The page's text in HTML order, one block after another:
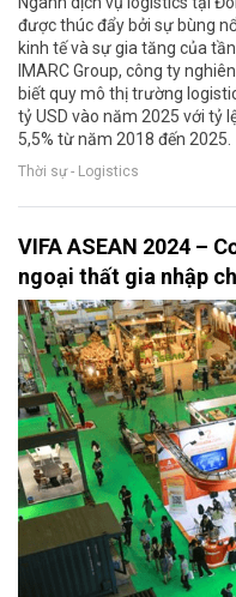
được thúc đẩy bởi sự bùng
kinh tế và sự gia tăng của
IMARC Group, công ty
biết quy mô thị trường
tỷ USD vào năm 2025 với tỷ
5,5% từ năm 2018 đến 2025.
Thời sự - Logistics
VIFA ASEAN 2024 –
ngoại thất gia nhập